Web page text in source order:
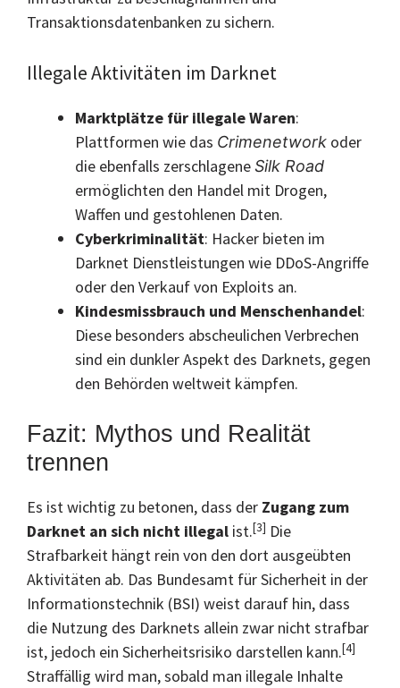
Transaktionsdatenbanken zu sichern.
Illegale Aktivitäten im Darknet
Marktplätze für illegale Waren:
Plattformen wie das Crimenetwork oder
die ebenfalls zerschlageneSilk Road
ermöglichten den Handel mit Drogen,
Waffen und gestohlenen Daten.
Cyberkriminalität: Hacker bieten im
Darknet Dienstleistungen wie DDoS-Angriffe
oder den Verkauf von Exploits an.
Kindesmissbrauch und Menschenhandel:
Diese besonders abscheulichen Verbrechen
sind ein dunkler Aspekt des Darknets, gegen
den Behörden weltweit kämpfen.
Fazit: Mythos und Realität
trennen
Es ist wichtig zu betonen, dass der Zugang zum
Darknet an sich nicht illegal ist.[3] Die
Strafbarkeit hängt rein von den dort ausgeübten
Aktivitäten ab. Das Bundesamt für Sicherheit in der
Informationstechnik (BSI) weist darauf hin, dass
die Nutzung des Darknets allein zwar nicht strafbar
ist, jedoch ein Sicherheitsrisiko darstellen kann.[4]
Straffällig wird man, sobald man illegale Inhalte